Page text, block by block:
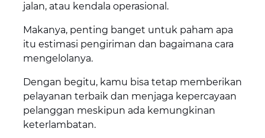
jalan, atau kendala operasional.
Makanya, penting banget untuk paham apa
itu estimasi pengiriman dan bagaimana cara
mengelolanya.
Dengan begitu, kamu bisa tetap memberikan
pelayanan terbaik dan menjaga kepercayaan
pelanggan meskipun ada kemungkinan
keterlambatan.